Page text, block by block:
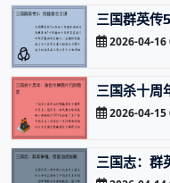
三国群英传
2026-04-16
三国杀十周
2026-04-15
三国志：群